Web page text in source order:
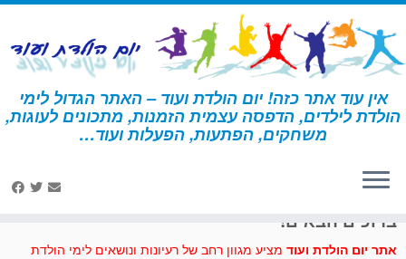
דלג
לתוכן
אין עוד אתר כזה! יום הולדת ועוד – האתר הגדול לימי
הולדת לילדים, הדפסה עצמית הזמנות, מתכונים לעוגות,
משחקים, הפתעות, הפעלות ועוד… דף הבית » סרטים » יצירה – סרטים
ברוכים הבאים!
אתר יום הולדת ועוד מציע מגוון רחב של רעיונות ונושאים לימי הולדת